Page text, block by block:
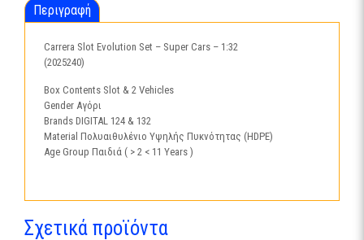
ποσότητα
Περιγραφή
Carrera Slot Evolution Set – Super Cars – 1:32
(2025240)
Box Contents Slot & 2 Vehicles
Gender Αγόρι
Brands DIGITAL 124 & 132
Material Πολυαιθυλένιο Υψηλής Πυκνότητας (HDPE)
Age Group Παιδιά ( > 2 < 11 Years )
Σχετικά προϊόντα